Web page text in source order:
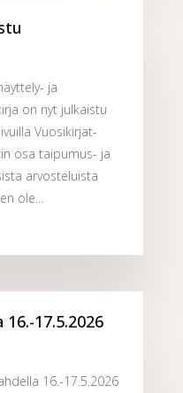
ja
on nyt julkaistu
Vuosikirjat-
osa taipumus- ja
arvosteluista
ole...
17.5.2026
16.-17.5.2026